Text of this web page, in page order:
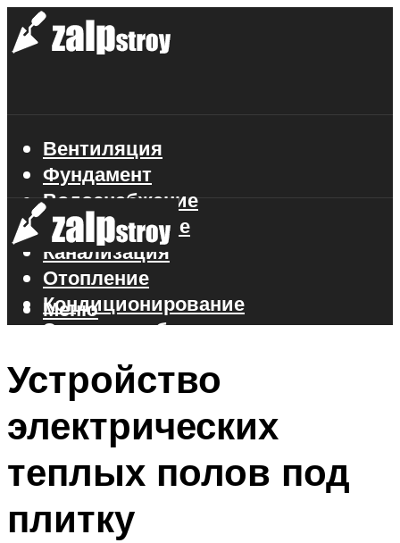
Вентиляция
Фундамент
Водоснабжение
Газоснабжение
Канализация
Отопление
Кондиционирование
Электроснабжение
Меню
Меню
Устройство
электрических
теплых полов под
плитку